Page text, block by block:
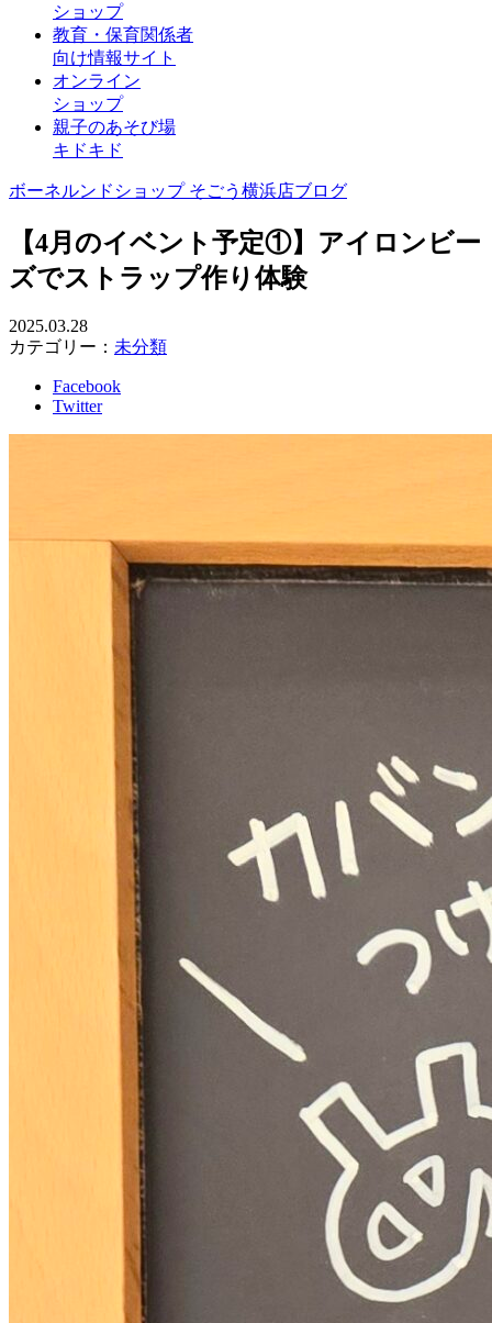
ショップ
教育・保育関係者
向け情報サイト
オンライン
ショップ
親子のあそび場
キドキド
ボーネルンドショップ そごう横浜店ブログ
【4月のイベント予定①】アイロンビー
ズでストラップ作り体験
2025.03.28
カテゴリー： 未分類
Facebook
Twitter